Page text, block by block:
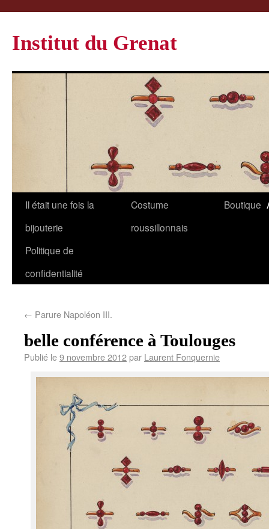
Institut du Grenat
Il était une fois la
bijouterie
Costume
roussillonnais
Boutique
Politique de
confidentialité
← Parure Napoléon III.
belle conférence à Toulouges
Publié le9 novembre 2012par Laurent Fonquernie